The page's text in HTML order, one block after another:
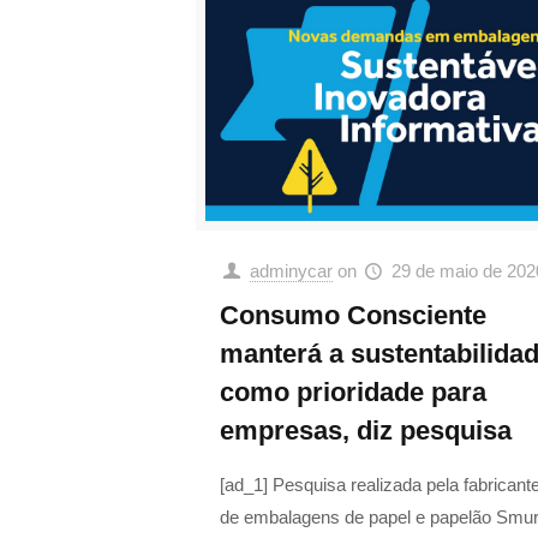
adminycar on 29 de maio de
Consumo Consciente
manterá a
como prioridade para
empresas, diz pesquisa
[ad_1] Pesquisa realizada pela
de embalagens de papel e papelão